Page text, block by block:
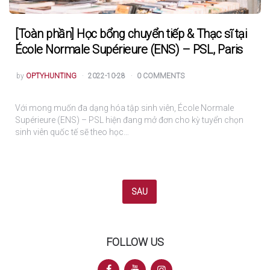
[Toàn phần] Học bổng chuyển tiếp & Thạc sĩ tại
École Normale Supérieure (ENS) – PSL, Paris
POSTED
by OPTYHUNTING 2022-10-28 0 COMMENTS
Với mong muốn đa dạng hóa tập sinh viên, École Normale
Supérieure (ENS) – PSL hiện đang mở đơn cho kỳ tuyển chọn
sinh viên quốc tế sẽ theo học…
SAU
FOLLOW US